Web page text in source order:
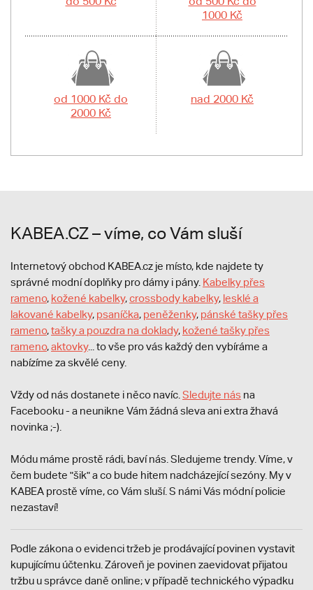
1000 Kč
od 1000 Kč do
2000 Kč
nad 2000 Kč
KABEA.CZ – víme, co Vám sluší
Internetový obchod KABEA.cz je místo, kde najdete ty
správné modní doplňky pro dámy i pány. Kabelky přes
rameno, kožené kabelky,crossbody kabelky, lesklé a
lakované kabelky, psaníčka, peněženky, pánské tašky přes
rameno,tašky a pouzdra na doklady, kožené tašky přes
rameno,aktovky... to vše pro vás každý den vybíráme a
nabízíme za skvělé ceny.
Vždy od nás dostanete i něco navíc. Sledujte nás na
Facebooku - a neunikne Vám žádná sleva ani extra žhavá
novinka ;-).
Módu máme prostě rádi, baví nás. Sledujeme trendy. Víme, v
čem budete "šik" a co bude hitem nadcházející sezóny. My v
KABEA prostě víme, co Vám sluší. S námi Vás módní policie
nezastaví!
Podle zákona o evidenci tržeb je prodávající povinen vystavit
kupujícímu účtenku. Zároveň je povinen zaevidovat přijatou
tržbu u správce daně online; v případě technického výpadku